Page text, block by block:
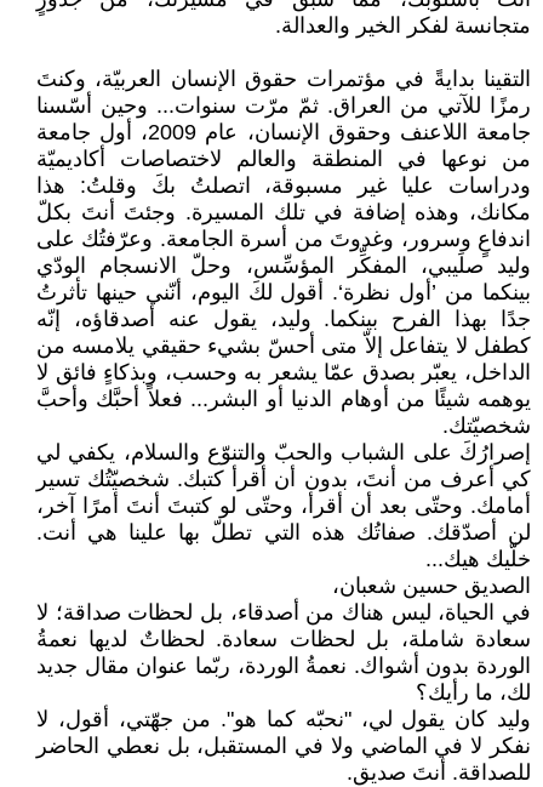
متجانسة لفكر الخير والعدالة.
التقينا بدايةً في مؤتمرات حقوق الإنسان العربيّة، وكنتَ
رمزًا للآتي من العراق. ثمّ مرّت سنوات... وحين أسّسنا
جامعة اللاعنف وحقوق الإنسان، عام 2009، أول جامعة
من نوعها في المنطقة والعالم لاختصاصات أكاديميّة
ودراسات عليا غير مسبوقة، اتصلتُ بكَ وقلتُ: هذا
مكانك، وهذه إضافة في تلك المسيرة. وجئتَ أنتَ بكلّ
اندفاعٍ وسرور، وغدوتَ من أسرة الجامعة. وعرّفتُك على
وليد صلَيبي، المفكِّر المؤسِّس، وحلّ الانسجام الودّي
بينكما من ’أول نظرة‘. أقول لكَ اليوم، أنّني حينها تأثرتُ
جدًا بهذا الفرح بينكما. وليد، يقول عنه أصدقاؤه، إنّه
كطفل لا يتفاعل إلاّ متى أحسّ بشيء حقيقي يلامسه من
الداخل، يعبّر بصدق عمّا يشعر به وحسب، وبذكاءٍ فائق لا
يوهمه شيئًا من أوهام الدنيا أو البشر... فعلاً أحبَّك وأحبَّ
شخصيّتك.
إصرارُكَ على الشباب والحبّ والتنوّع والسلام، يكفي لي
كي أعرف من أنتَ، بدون أن أقرأ كتبك. شخصيّتُك تسير
أمامك. وحتّى بعد أن أقرأ، وحتّى لو كتبتَ أنتَ أمرًا آخر،
لن أصدّقك. صفاتُك هذه التي تطلّ بها علينا هي أنت.
خلّيك هيك...
الصديق حسين شعبان،
في الحياة، ليس هناك من أصدقاء، بل لحظات صداقة؛ لا
سعادة شاملة، بل لحظات سعادة. لحظاتٌ لديها نعمةُ
الوردة بدون أشواك. نعمةُ الوردة، ربّما عنوان مقال جديد
لك، ما رأيك؟
وليد كان يقول لي، "نحبّه كما هو". من جهّتي، أقول، لا
نفكر لا في الماضي ولا في المستقبل، بل نعطي الحاضر
للصداقة. أنتَ صديق.